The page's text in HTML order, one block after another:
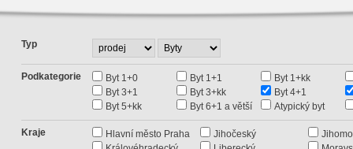
Typ
Podkategorie Byt 1+0 Byt 1+1
Byt 1+kk
Byt 3+1
Byt 3+kk
Byt 4+1
Byt 5+kk
Byt 6+1 a větší Atypický byt
Kraje Hlavní město Praha Jihočeský